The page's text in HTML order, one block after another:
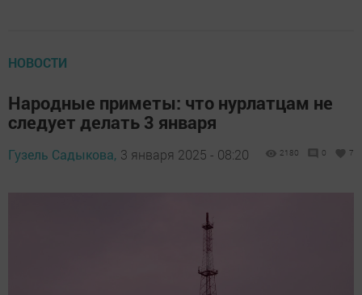
НОВОСТИ
Народные приметы: что нурлатцам не
следует делать 3 января
Гузель Садыкова, 3 января 2025 - 08:20 2180 0 7